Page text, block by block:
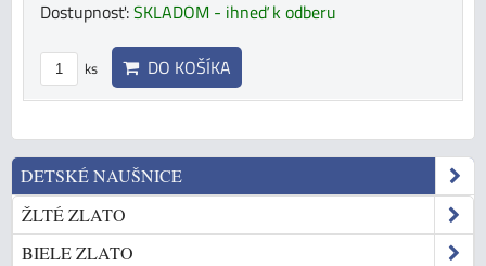
Dostupnosť:SKLADOM - ihneď k odberu
ks DO KOŠÍKA
DETSKÉ NAUŠNICE
ŽLTÉ ZLATO
BIELE ZLATO